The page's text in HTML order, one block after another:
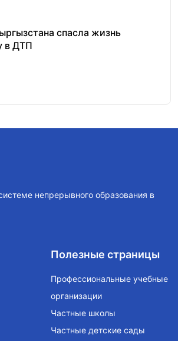
спасла жизнь
в ДТП
непрерывного образования в
Полезные страницы
Профессиональные учебные
организации
Частные школы
Частные детские сады